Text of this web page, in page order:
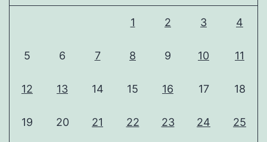
1 2 3 4
5 6 7 8 9 10 11
12 13 14 15 16 17 18
19 20 21 22 23 24 25